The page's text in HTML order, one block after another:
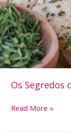
Os Segredos
Culinaria
Italiana
Read More »